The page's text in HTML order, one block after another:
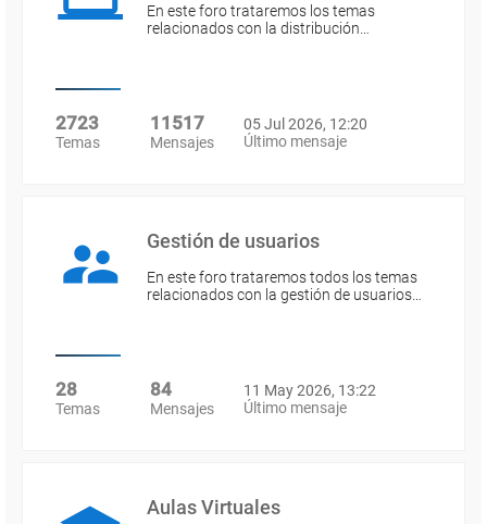
En este foro trataremos los temas
relacionados con la distribución…
2723
Temas
11517
Mensajes
05 Jul 2026, 12:20
Último mensaje
Gestión de usuarios
En este foro trataremos todos los temas
relacionados con la gestión de usuarios…
28
Temas
84
Mensajes
11 May 2026, 13:22
Último mensaje
Aulas Virtuales